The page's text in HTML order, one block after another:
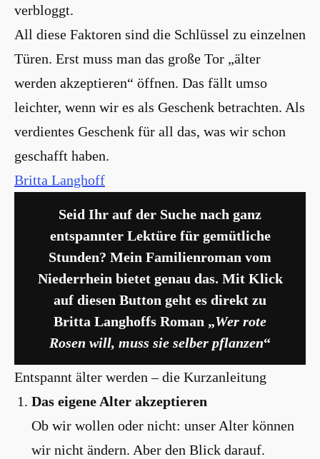
verbloggt.
All diese Faktoren sind die Schlüssel zu einzelnen
Türen. Erst muss man das große Tor „älter
werden akzeptieren“ öffnen. Das fällt umso
leichter, wenn wir es als Geschenk betrachten. Als
verdientes Geschenk für all das, was wir schon
geschafft haben.
Britta Langhoff
Seid Ihr auf der Suche nach ganz
entspannter Lektüre für gemütliche
Stunden? Mein Familienroman vom
Niederrhein bietet genau das. Mit Klick
auf diesen Button geht es direkt zu
Britta Langhoffs Roman „Wer rote
Rosen will, muss sie selber pflanzen“
Entspannt älter werden – die Kurzanleitung
Das eigene Alter akzeptieren
Ob wir wollen oder nicht: unser Alter können
wir nicht ändern. Aber den Blick darauf.